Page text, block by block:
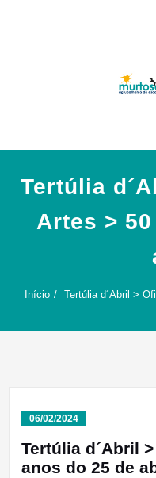
Tertúlia
Artes >
Início Tertúlia d´Abril >
06/02/2024
Tertúlia d´Abril
anos do 25 de